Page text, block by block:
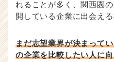
れることが多く、関西圏
開している企業に出会える
まだ志望業界が決まって
の企業を比較したい人に